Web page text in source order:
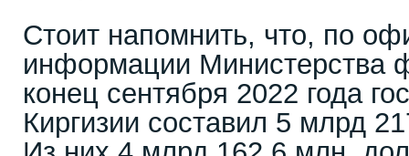
Стоит напомнить, что, по
информации Министерства
конец сентября 2022 года
Киргизии составил 5 млрд